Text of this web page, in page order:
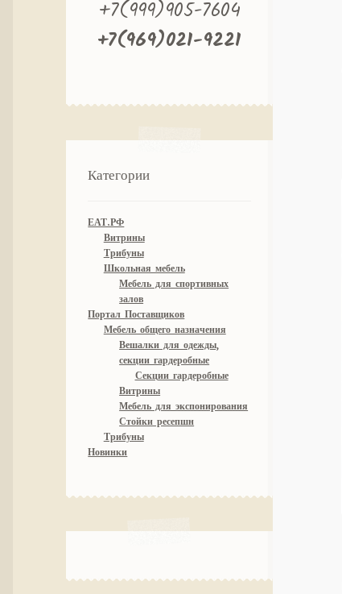
+7(999)905-7604
+7(969)021-9221
Категории
ЕАТ.РФ
Витрины
Трибуны
Школьная мебель
Мебель для спортивных
залов
Портал Поставщиков
Мебель общего назначения
Вешалки для одежды,
секции гардеробные
Секции гардеробные
Витрины
Мебель для экспонирования
Стойки ресепшн
Трибуны
Новинки